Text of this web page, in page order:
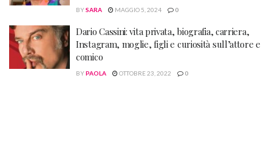
BYSARA MAGGIO 5, 2024 0
Dario Cassini: vita privata, biografia, carriera,
Instagram, moglie, figli e curiosità sull’attore e
comico
BYPAOLA OTTOBRE 23, 2022 0